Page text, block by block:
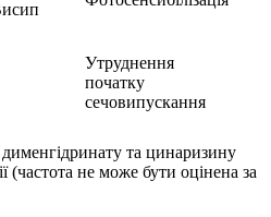
Утруднення
початку
сечовипускання
та цинаризину
(частота не може бути оцінена за